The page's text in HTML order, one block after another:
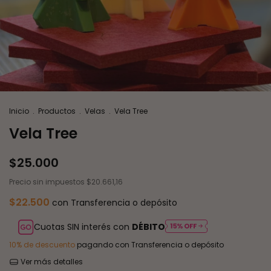
Inicio . Productos . Velas . Vela Tree
Vela Tree
$25.000
Precio sin impuestos $20.661,16
$22.500 con Transferencia o depósito
Cuotas SIN interés con DÉBITO
10% de descuento pagando con Transferencia o depósito
Ver más detalles